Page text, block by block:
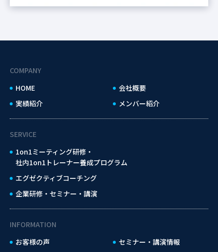
COMPANY
HOME
会社概要
実績紹介
メンバー紹介
SERVICE
1on1ミーティング研修・
社内1on1トレーナー養成プログラム
エグゼクティブコーチング
企業研修・セミナー・講演
INFORMATION
お客様の声
セミナー・講演情報